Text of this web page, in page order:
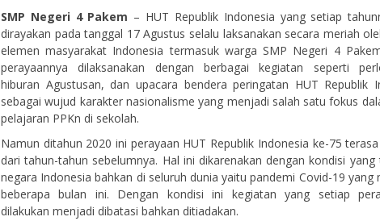
SMP Negeri 4 Pakem – HUT Republik Indonesia yang setiap
dirayakan pada tanggal 17 Agustus selalu laksanakan secara meriah
elemen masyarakat Indonesia termasuk warga SMP Negeri 4
perayaannya dilaksanakan dengan berbagai kegiatan seperti
hiburan Agustusan, dan upacara bendera peringatan HUT Republik
sebagai wujud karakter nasionalisme yang menjadi salah satu fokus
pelajaran PPKn di sekolah.
Namun ditahun 2020 ini perayaan HUT Republik Indonesia ke-75
dari tahun-tahun sebelumnya. Hal ini dikarenakan dengan kondisi yang
negara Indonesia bahkan di seluruh dunia yaitu pandemi Covid-19 yang
beberapa bulan ini. Dengan kondisi ini kegiatan yang setiap
dilakukan menjadi dibatasi bahkan ditiadakan.